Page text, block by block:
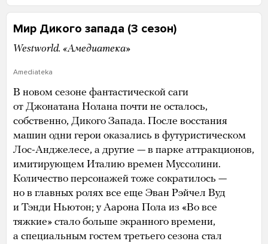
Мир Дикого запада (3 сезон)
Westworld. «Амедиатека»
Amediateka
В новом сезоне фантастической саги
от Джонатана Нолана почти не осталось,
собственно, Дикого Запада. После восстания
машин одни герои оказались в футуристическом
Лос-Анджелесе, а другие — в парке аттракционов,
имитирующем Италию времен Муссолини.
Количество персонажей тоже сократилось —
но в главных ролях все еще Эван Рэйчел Вуд
и Тэнди Ньютон; у Аарона Пола из «Во все
тяжкие» стало больше экранного времени,
а специальным гостем третьего сезона стал